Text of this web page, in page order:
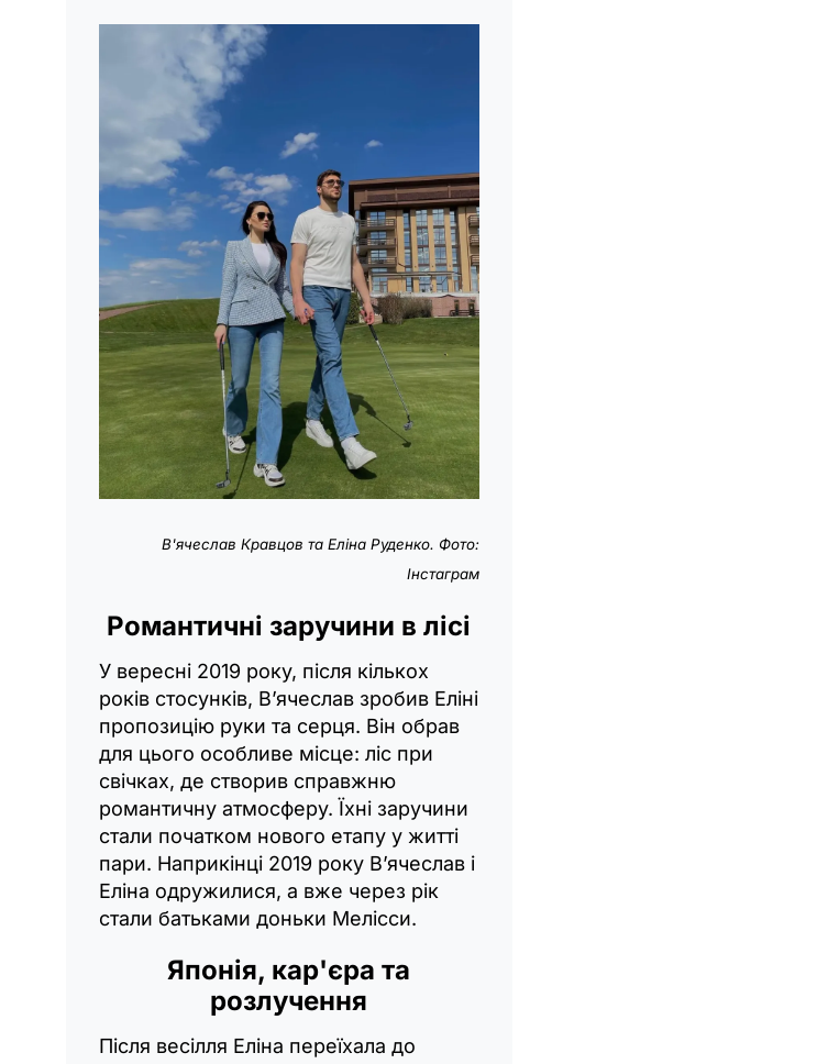
В'ячеслав Кравцов та Еліна Руденко. Фото:
Інстаграм
Романтичні заручини в лісі
У вересні 2019 року, після кількох
років стосунків, В’ячеслав зробив Еліні
пропозицію руки та серця. Він обрав
для цього особливе місце: ліс при
свічках, де створив справжню
романтичну атмосферу. Їхні заручини
стали початком нового етапу у житті
пари. Наприкінці 2019 року В’ячеслав і
Еліна одружилися, а вже через рік
стали батьками доньки Мелісси.
Японія, кар'єра та
розлучення
Після весілля Еліна переїхала до